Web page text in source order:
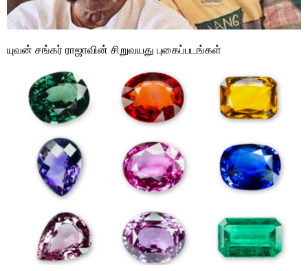
யுவன் சங்கர் ராஜாவின் சிறுவயது புகைப்படங்கள்